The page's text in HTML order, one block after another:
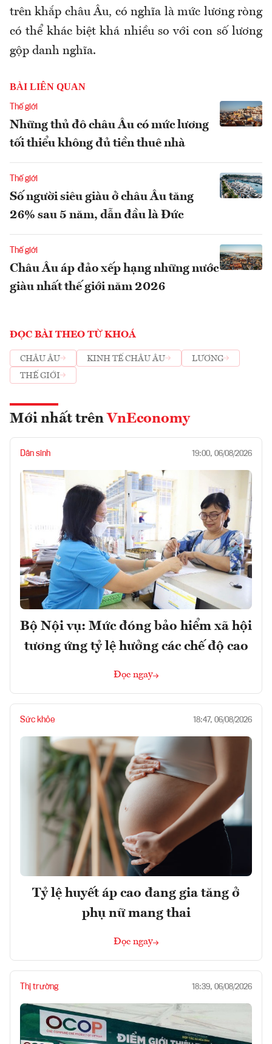
trên khắp châu Âu, có nghĩa là mức lương ròng
có thể khác biệt khá nhiều so với con số lương
gộp danh nghĩa.
BÀI LIÊN QUAN
Thế giới
Những thủ đô châu Âu có mức lương
tối thiểu không đủ tiền thuê nhà
Thế giới
Số người siêu giàu ở châu Âu tăng
26% sau 5 năm, dẫn đầu là Đức
Thế giới
Châu Âu áp đảo xếp hạng những nước
giàu nhất thế giới năm 2026
ĐỌC BÀI THEO TỪ KHOÁ
CHÂU ÂU KINH TẾ CHÂU ÂU
LƯƠNG
THẾ GIỚI
Mới nhất trên VnEconomy
Dân sinh 19:00, 06/08/2026
Bộ Nội vụ: Mức đóng bảo hiểm xã hội
tương ứng tỷ lệ hưởng các chế độ cao
Đọc ngay
Sức khỏe 18:47, 06/08/2026
Tỷ lệ huyết áp cao đang gia tăng ở
phụ nữ mang thai
Đọc ngay
Thị trường 18:39, 06/08/2026